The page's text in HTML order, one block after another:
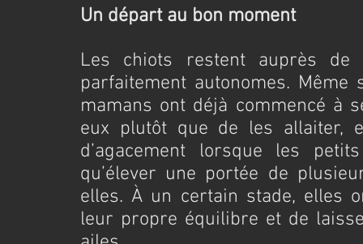
Un départ au bon moment
Les chiots restent auprès de
parfaitement autonomes.
mamans ont déjà commencé à
eux plutôt que de les allaiter,
d’agacement lorsque les
qu’élever une portée de
elles. À un certain stade, elles
leur propre équilibre et de